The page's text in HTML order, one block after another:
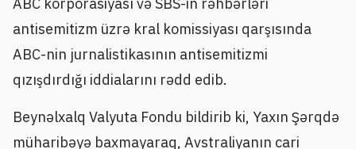
antisemitizm üzrə kral komissiyası qarşısında
ABC-nin jurnalistikasının antisemitizmi
qızışdırdığı iddialarını rədd edib.
Beynəlxalq Valyuta Fondu bildirib ki, Yaxın Şərqdə
müharibəyə baxmayaraq, Avstraliyanın cari